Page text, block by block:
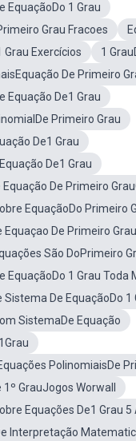
EquaçãoDo 1 Grau
Grau Fracoes
Grau Exercícios
1
De Primeiro
Equação De1 Grau
Primeiro Grau
De1 Grau
De1 Grau
De Primeiro
EquaçãoDo Primeiro
Equaçao De Primeiro
São DoPrimeiro
EquaçãoDo 1 Grau Toda
Sistema De EquaçãoDo 1
SistemaDe Equação
PolinomiaisDe
1º GrauJogos Worwall
Equações De1 Grau 5
Interpretação